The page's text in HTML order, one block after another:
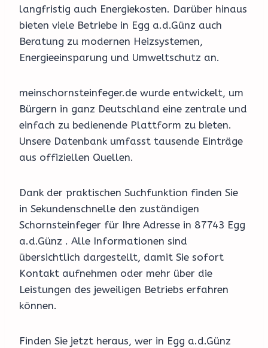
langfristig auch Energiekosten. Darüber hinaus
bieten viele Betriebe in Egg a.d.Günz auch
Beratung zu modernen Heizsystemen,
Energieeinsparung und Umweltschutz an.
meinschornsteinfeger.de wurde entwickelt, um
Bürgern in ganz Deutschland eine zentrale und
einfach zu bedienende Plattform zu bieten.
Unsere Datenbank umfasst tausende Einträge
aus offiziellen Quellen.
Dank der praktischen Suchfunktion finden Sie
in Sekundenschnelle den zuständigen
Schornsteinfeger für Ihre Adresse in 87743 Egg
a.d.Günz . Alle Informationen sind
übersichtlich dargestellt, damit Sie sofort
Kontakt aufnehmen oder mehr über die
Leistungen des jeweiligen Betriebs erfahren
können.
Finden Sie jetzt heraus, wer in Egg a.d.Günz